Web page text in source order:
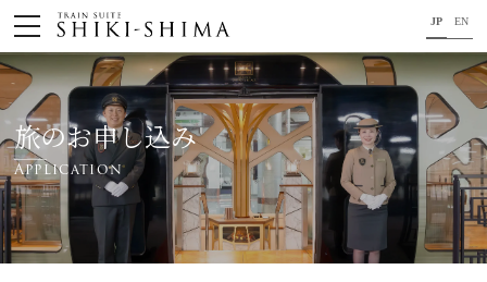
JP EN
HOME
車内のご紹介
旅の行程のご紹介
パンフレット・旅のお申し込み
オリジナル商品のご案内
旅のお申し込み
Application